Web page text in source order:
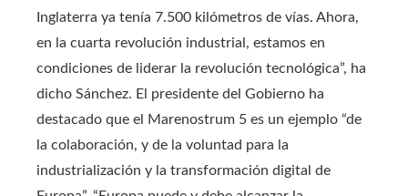
Inglaterra ya tenía 7.500 kilómetros de vías. Ahora,
en la cuarta revolución industrial, estamos en
condiciones de liderar la revolución tecnológica”, ha
dicho Sánchez. El presidente del Gobierno ha
destacado que el Marenostrum 5 es un ejemplo “de
la colaboración, y de la voluntad para la
industrialización y la transformación digital de